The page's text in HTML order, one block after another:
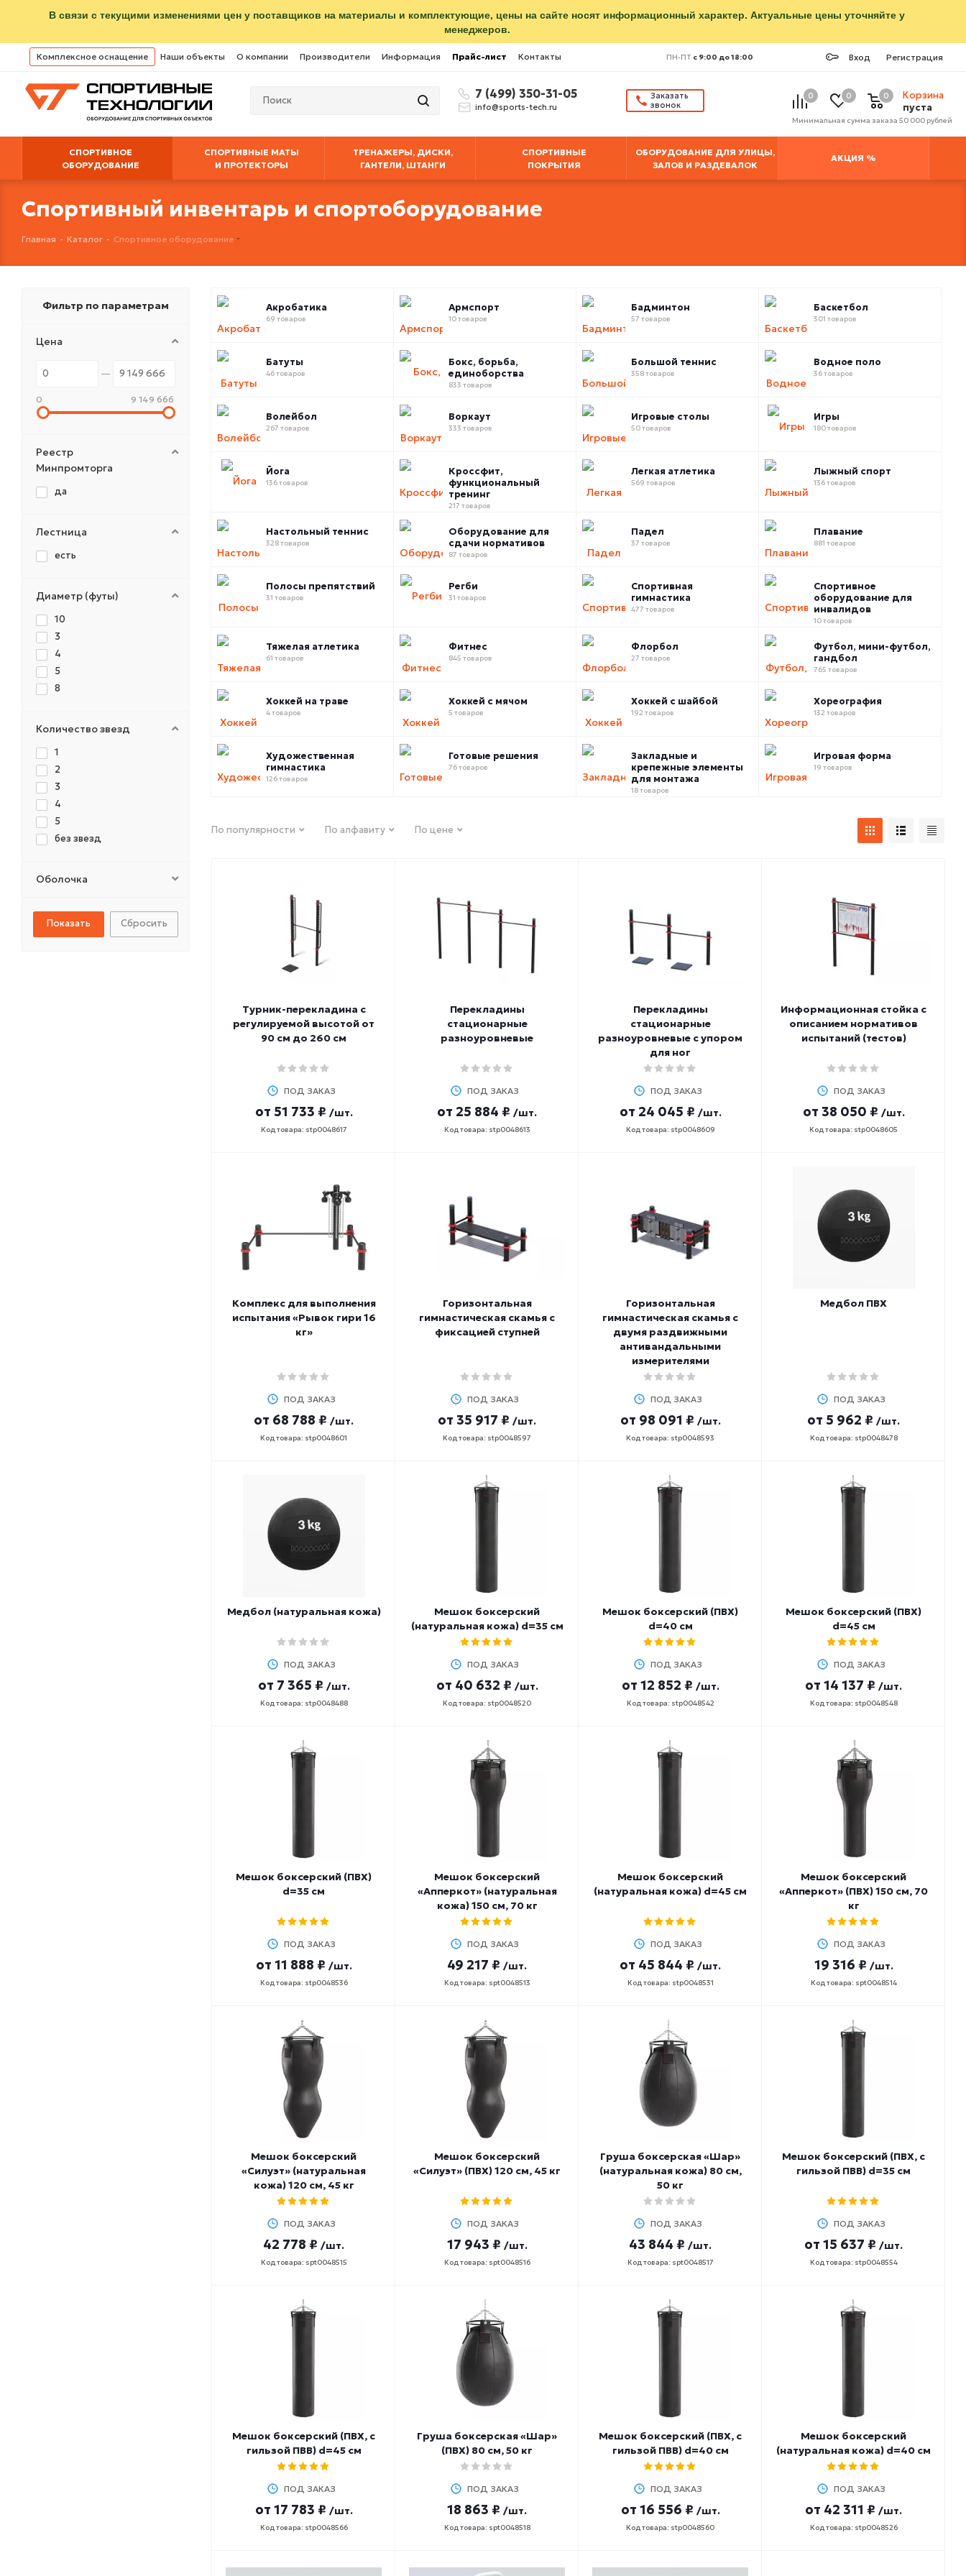
В связи с текущими изменениями цен у поставщиков на материалы и комплектующие, цены на сайте носят информационный характер. Актуальные цены уточняйте у
менеджеров.
Комплексное оснащение Наши объекты О компании Производители Информация Прайс-лист Контакты Вход Регистрация
ПН-ПТ с 9:00 до 18:00
7 (499) 350-31-05
info@sports-tech.ru
Заказать
звонок
0 0
Корзина
пуста
0
Минимальная сумма заказа 50 000 рублей
СПОРТИВНОЕ
ОБОРУДОВАНИЕ
СПОРТИВНЫЕ МАТЫ
И ПРОТЕКТОРЫ
ТРЕНАЖЕРЫ, ДИСКИ,
ГАНТЕЛИ, ШТАНГИ
СПОРТИВНЫЕ
ПОКРЫТИЯ
ОБОРУДОВАНИЕ ДЛЯ УЛИЦЫ,
ЗАЛОВ И РАЗДЕВАЛОК
АКЦИЯ %
Спортивный инвентарь и спортоборудование
Главная - Каталог - Спортивное оборудование
Акробатика
69 товаров
Армспорт
10 товаров
Бадминтон
57 товаров
Баскетбол
301 товаров
Батуты
46 товаров
Бокс, борьба,
единоборства
833 товаров
Большой теннис
358 товаров
Водное поло
36 товаров
Волейбол
267 товаров
Воркаут
333 товаров
Игровые столы
50 товаров
Игры
180 товаров
Йога
136 товаров
Кроссфит,
функциональный
тренинг
217 товаров
Легкая атлетика
569 товаров
Лыжный спорт
136 товаров
Настольный теннис
328 товаров
Оборудование для
сдачи нормативов
87 товаров
Падел
37 товаров
Плавание
881 товаров
Полосы препятствий
31 товаров
Регби
31 товаров
Спортивная
гимнастика
477 товаров
Спортивное
оборудование для
инвалидов
10 товаров
Тяжелая атлетика
61 товаров
Фитнес
845 товаров
Флорбол
27 товаров
Футбол, мини-футбол,
гандбол
765 товаров
Хоккей на траве
4 товаров
Хоккей с мячом
5 товаров
Хоккей с шайбой
192 товаров
Хореография
132 товаров
Художественная
гимнастика
126 товаров
Готовые решения
76 товаров
Закладные и
крепежные элементы
для монтажа
18 товаров
Игровая форма
19 товаров
По популярности По алфавиту По цене
Турник-перекладина с
регулируемой высотой от
90 см до 260 см
ПОД ЗАКАЗ
от 51 733 ₽ /шт.
Код товара: stp0048617
Перекладины
стационарные
разноуровневые
ПОД ЗАКАЗ
от 25 884 ₽ /шт.
Код товара: stp0048613
Перекладины
стационарные
разноуровневые с упором
для ног
ПОД ЗАКАЗ
от 24 045 ₽ /шт.
Код товара: stp0048609
Информационная стойка с
описанием нормативов
испытаний (тестов)
ПОД ЗАКАЗ
от 38 050 ₽ /шт.
Код товара: stp0048605
Комплекс для выполнения
испытания «Рывок гири 16
кг»
ПОД ЗАКАЗ
от 68 788 ₽ /шт.
Код товара: stp0048601
Горизонтальная
гимнастическая скамья с
фиксацией ступней
ПОД ЗАКАЗ
от 35 917 ₽ /шт.
Код товара: stp0048597
Горизонтальная
гимнастическая скамья с
двумя раздвижными
антивандальными
измерителями
ПОД ЗАКАЗ
от 98 091 ₽ /шт.
Код товара: stp0048593
Медбол ПВХ
ПОД ЗАКАЗ
от 5 962 ₽ /шт.
Код товара: stp0048478
Медбол (натуральная кожа)
ПОД ЗАКАЗ
от 7 365 ₽ /шт.
Код товара: stp0048488
Мешок боксерский
(натуральная кожа) d=35 см
ПОД ЗАКАЗ
от 40 632 ₽ /шт.
Код товара: stp0048520
Мешок боксерский (ПВХ)
d=40 см
ПОД ЗАКАЗ
от 12 852 ₽ /шт.
Код товара: stp0048542
Мешок боксерский (ПВХ)
d=45 см
ПОД ЗАКАЗ
от 14 137 ₽ /шт.
Код товара: stp0048548
Мешок боксерский (ПВХ)
d=35 см
ПОД ЗАКАЗ
от 11 888 ₽ /шт.
Код товара: stp0048536
Мешок боксерский
«Апперкот» (натуральная
кожа) 150 см, 70 кг
ПОД ЗАКАЗ
49 217 ₽ /шт.
Код товара: spt0048513
Мешок боксерский
(натуральная кожа) d=45 см
ПОД ЗАКАЗ
от 45 844 ₽ /шт.
Код товара: stp0048531
Мешок боксерский
«Апперкот» (ПВХ) 150 см, 70
кг
ПОД ЗАКАЗ
19 316 ₽ /шт.
Код товара: spt0048514
Мешок боксерский
«Силуэт» (натуральная
кожа) 120 см, 45 кг
ПОД ЗАКАЗ
42 778 ₽ /шт.
Код товара: spt0048515
Мешок боксерский
«Силуэт» (ПВХ) 120 см, 45 кг
ПОД ЗАКАЗ
17 943 ₽ /шт.
Код товара: spt0048516
Груша боксерская «Шар»
(натуральная кожа) 80 см,
50 кг
ПОД ЗАКАЗ
43 844 ₽ /шт.
Код товара: spt0048517
Мешок боксерский (ПВХ, с
гильзой ПВВ) d=35 см
ПОД ЗАКАЗ
от 15 637 ₽ /шт.
Код товара: stp0048554
Мешок боксерский (ПВХ, с
гильзой ПВВ) d=45 см
ПОД ЗАКАЗ
от 17 783 ₽ /шт.
Код товара: stp0048566
Груша боксерская «Шар»
(ПВХ) 80 см, 50 кг
ПОД ЗАКАЗ
18 863 ₽ /шт.
Код товара: spt0048518
Мешок боксерский (ПВХ, с
гильзой ПВВ) d=40 см
ПОД ЗАКАЗ
от 16 556 ₽ /шт.
Код товара: stp0048560
Мешок боксерский
(натуральная кожа) d=40 см
ПОД ЗАКАЗ
от 42 311 ₽ /шт.
Код товара: stp0048526
Фильтр по параметрам
Цена
0 9 149 666
Реестр
Минпромторга
да
Лестница
есть
Диаметр (футы)
10
3
4
5
8
Количество звезд
1
2
3
4
5
без звезд
Оболочка
Сбросить